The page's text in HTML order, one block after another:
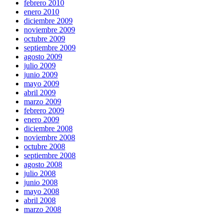
febrero 2010
enero 2010
diciembre 2009
noviembre 2009
octubre 2009
septiembre 2009
agosto 2009
julio 2009
junio 2009
mayo 2009
abril 2009
marzo 2009
febrero 2009
enero 2009
diciembre 2008
noviembre 2008
octubre 2008
septiembre 2008
agosto 2008
julio 2008
junio 2008
mayo 2008
abril 2008
marzo 2008